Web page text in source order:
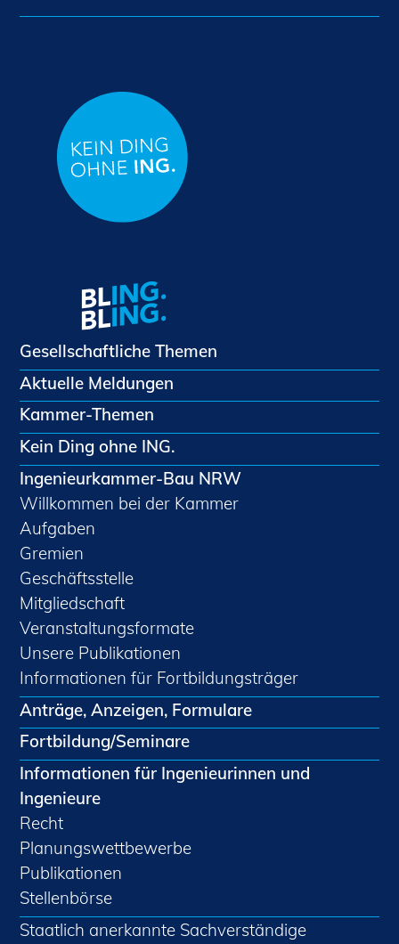
Gesellschaftliche Themen
Aktuelle Meldungen
Kammer-Themen
Kein Ding ohne ING.
Ingenieurkammer-Bau NRW
Willkommen bei der Kammer
Aufgaben
Gremien
Geschäftsstelle
Mitgliedschaft
Veranstaltungsformate
Unsere Publikationen
Informationen für Fortbildungsträger
Anträge, Anzeigen, Formulare
Fortbildung/Seminare
Informationen für Ingenieurinnen und
Ingenieure
Recht
Planungswettbewerbe
Publikationen
Stellenbörse
Staatlich anerkannte Sachverständige